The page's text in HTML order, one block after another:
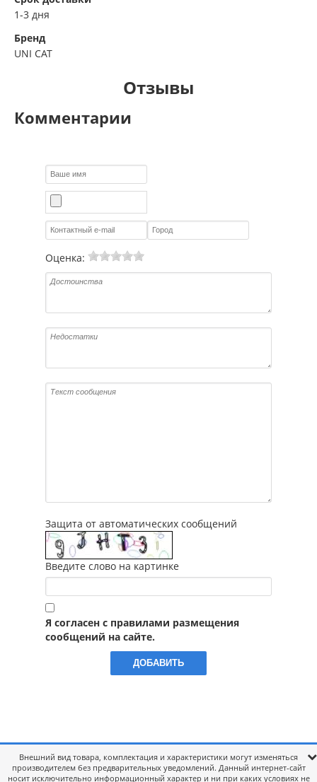
1-3 дня
Бренд
UNI CAT
Отзывы
Комментарии
Оценка:
Защита от автоматических сообщений
Введите слово на картинке
Я согласен с правилами размещения
сообщений на сайте.
Внешний вид товара, комплектация и характеристики могут изменяться
производителем без предварительных уведомлений. Данный интернет-сайт
носит исключительно информационный характер и ни при каких условиях не